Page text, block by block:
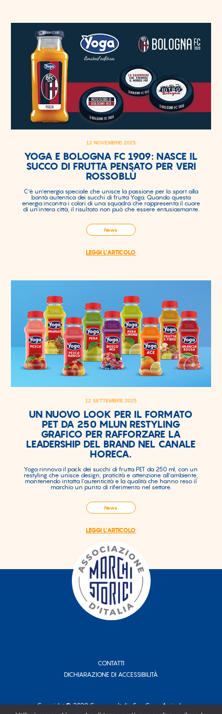
12 NOVEMBRE 2025
YOGA E BOLOGNA FC 1909: NASCE IL
SUCCO DI FRUTTA PENSATO PER VERI
ROSSOBLÙ
C’è un’energia speciale che unisce la passione per lo sport alla
bontà autentica dei succhi di frutta Yoga. Quando questa
energia incontra i colori di una squadra che rappresenta il cuore
di un’intera città, il risultato non può che essere entusiasmante.
News
LEGGI L'ARTICOLO
12 SETTEMBRE 2025
UN NUOVO LOOK PER IL FORMATO
PET DA 250 MLUN RESTYLING
GRAFICO PER RAFFORZARE LA
LEADERSHIP DEL BRAND NEL CANALE
HORECA.
Yoga rinnova il pack dei succhi di frutta PET da 250 ml, con un
restyling che unisce design, praticità e attenzione all’ambiente,
mantenendo intatta l’autenticità e la qualità che hanno reso il
marchio un punto di riferimento nel settore.
News
LEGGI L'ARTICOLO
CONTATTI
DICHIARAZIONE DI ACCESSIBILITÀ
Copyright © 2020 Conserve Italia Soc. Coop. Agricola.
P. IVA 00708311204 - Tutti i Diritti Riservati